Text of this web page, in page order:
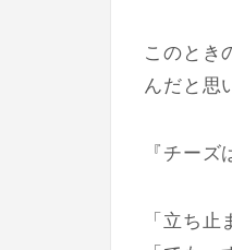
このとき
んだと思
『チー
「立ち止